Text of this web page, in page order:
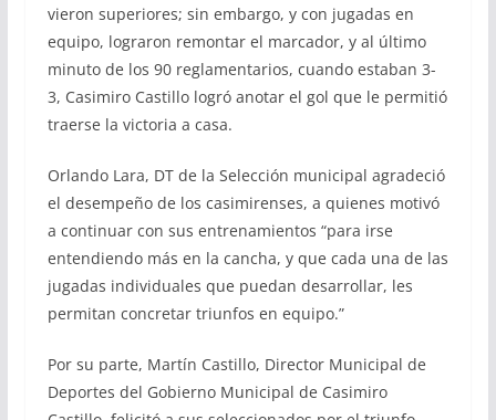
vieron superiores; sin embargo, y con jugadas en
equipo, lograron remontar el marcador, y al último
minuto de los 90 reglamentarios, cuando estaban 3-
3, Casimiro Castillo logró anotar el gol que le permitió
traerse la victoria a casa.
Orlando Lara, DT de la Selección municipal agradeció
el desempeño de los casimirenses, a quienes motivó
a continuar con sus entrenamientos “para irse
entendiendo más en la cancha, y que cada una de las
jugadas individuales que puedan desarrollar, les
permitan concretar triunfos en equipo.”
Por su parte, Martín Castillo, Director Municipal de
Deportes del Gobierno Municipal de Casimiro